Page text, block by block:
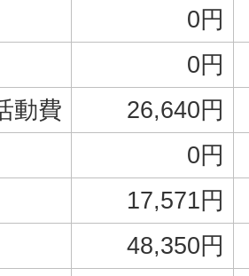
0円
0円
動費
26,640円
0円
17,571円
48,350円